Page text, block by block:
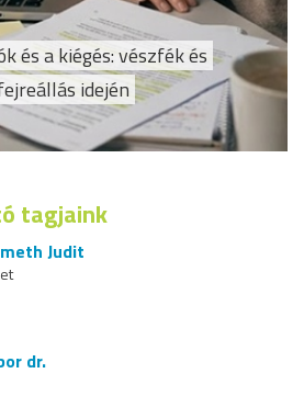
és a kiégés: vészfék és
idején
tagjaink
Judit
dr.